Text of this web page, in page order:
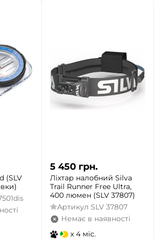
(SLV
5 450 грн.
Ліхтар налобний Silva
Trail Runner Free Ultra,
400 люмен (SLV 37807)
Артикул SLV 37807
Немає в наявності
x 4 міс.